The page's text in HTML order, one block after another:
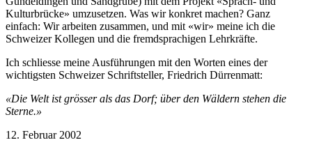
Kulturbrücke» umzusetzen. Was wir konkret machen? Ganz
einfach: Wir arbeiten zusammen, und mit «wir» meine ich die
Schweizer Kollegen und die fremdsprachigen Lehrkräfte.
Ich schliesse meine Ausführungen mit den Worten eines der
wichtigsten Schweizer Schriftsteller, Friedrich Dürrenmatt:
«Die Welt ist grösser als das Dorf; über den Wäldern stehen die
Sterne.»
12. Februar 2002